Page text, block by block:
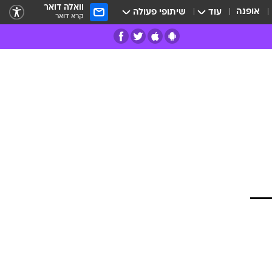
אופנה עוד שיתופי פעולה וואלה דואר
קרא דואר